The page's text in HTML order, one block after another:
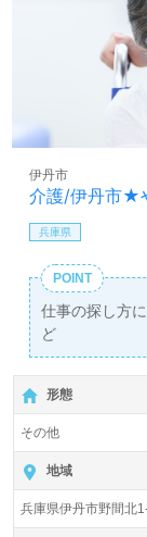
介護/伊丹市★
伊丹市
兵庫県
POINT
仕事の探し方
ど
弊社担当が1対
形態
その他
地域
兵庫県伊丹市野間北